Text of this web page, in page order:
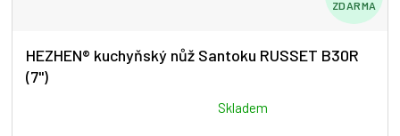
D
ZDARMA
HEZHEN® kuchyňský nůž Santoku RUSSET B30R
(7")
Skladem